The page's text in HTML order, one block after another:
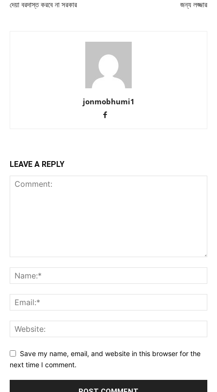
দেয়া বরদাস্ত করবে না সরকার
জন্য লজ্জার
jonmobhumi1
LEAVE A REPLY
Save my name, email, and website in this browser for the
next time I comment.